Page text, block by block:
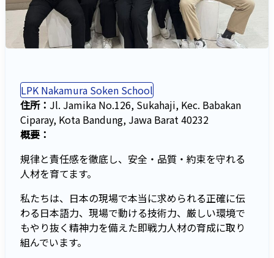
LPK Nakamura Soken School
住所： Jl. Jamika No.126, Sukahaji, Kec. Babakan
Ciparay, Kota Bandung, Jawa Barat 40232
概要：
規律と責任感を徹底し、安全・品質・約束を守れる
人材を育てます。
私たちは、日本の現場で本当に求められる正確に伝
わる日本語力、現場で動ける技術力、厳しい環境で
もやり抜く精神力を備えた即戦力人材の育成に取り
組んでいます。